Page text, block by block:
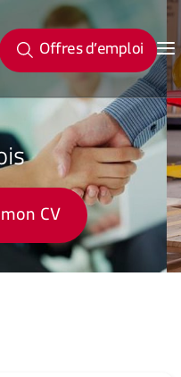
Offres d’emploi
CV